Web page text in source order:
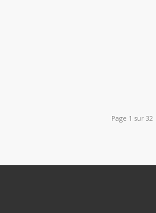
Page 1 sur 32